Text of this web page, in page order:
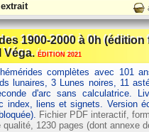
1900-2000 à 0h (édition
Véga.ÉDITION 2021
complètes avec 101
lunaires, 3 Lunes noires, 11
d'arc sans calculatrice.
index, liens et signets. Version
Fichier PDF interactif,
qualité, 1230 pages (dont annexe